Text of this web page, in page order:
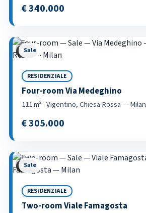
€ 340.000
‹3 / 18
Sale
RESIDENZIALE
Four-room Via Medeghino
111 m² · Vigentino, Chiesa Rossa — Milan
€ 305.000
Sale